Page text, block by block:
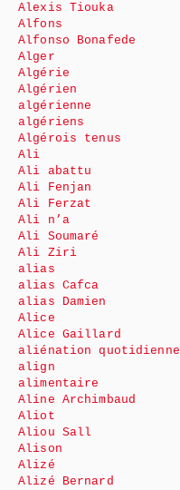
Alexis Tiouka
Alfons
Alfonso Bonafede
Alger
Algérie
Algérien
algérienne
algériens
Algérois tenus
Ali
Ali abattu
Ali Fenjan
Ali Ferzat
Ali n’a
Ali Soumaré
Ali Ziri
alias
alias Cafca
alias Damien
Alice
Alice Gaillard
aliénation quotidienne
align
alimentaire
Aline Archimbaud
Aliot
Aliou Sall
Alison
Alizé
Alizé Bernard